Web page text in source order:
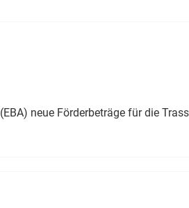
neue Förderbeträge für die